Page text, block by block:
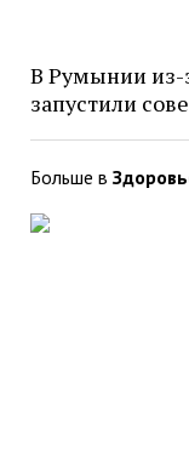
В Румынии из-
запустили
Больше в